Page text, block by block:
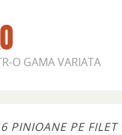
O GAMA VARIATA
PINIOANE PE